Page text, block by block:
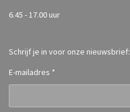
6.45 - 17.00 uur
Schrijf je in voor onze nieuwsbrief:
E-mailadres *